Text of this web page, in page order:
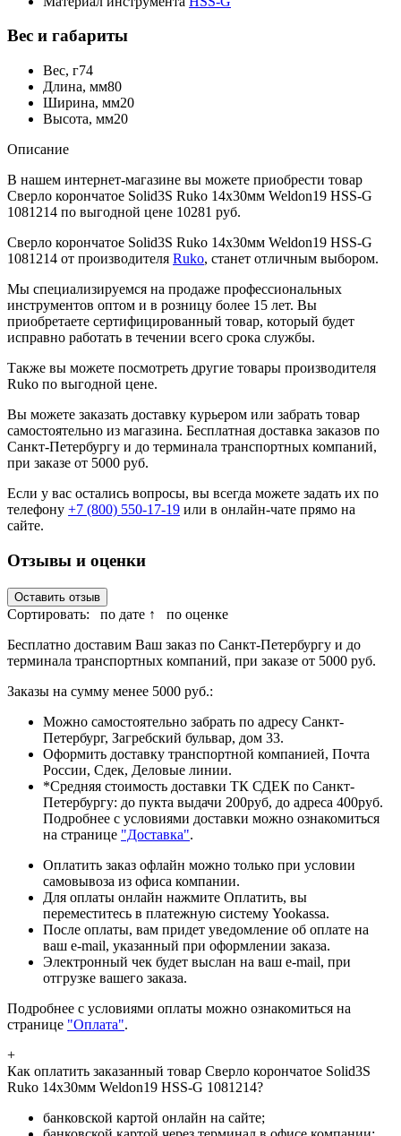
Вес и габариты
Вес, г74
Длина, мм80
Ширина, мм20
Высота, мм20
Описание
В нашем интернет-магазине вы можете приобрести товар
Сверло корончатое Solid3S Ruko 14x30мм Weldon19 HSS-G
1081214 по выгодной цене 10281 руб.
Сверло корончатое Solid3S Ruko 14x30мм Weldon19 HSS-G
1081214 от производителя Ruko, станет отличным выбором.
Мы специализируемся на продаже профессиональных
инструментов оптом и в розницу более 15 лет. Вы
приобретаете сертифицированный товар, который будет
исправно работать в течении всего срока службы.
Также вы можете посмотреть другие товары производителя
Ruko по выгодной цене.
Вы можете заказать доставку курьером или забрать товар
самостоятельно из магазина. Бесплатная доставка заказов по
Санкт-Петербургу и до терминала транспортных компаний,
при заказе от 5000 руб.
Если у вас остались вопросы, вы всегда можете задать их по
телефону +7 (800) 550-17-19 или в онлайн-чате прямо на
сайте.
Отзывы и оценки
Оставить отзыв
Сортировать: по дате ↑
по оценке
Бесплатно доставим Ваш заказ по Санкт-Петербургу и до
терминала транспортных компаний, при заказе от 5000 руб.
Заказы на сумму менее 5000 руб.:
Можно самостоятельно забрать по адресу Санкт-
Петербург, Загребский бульвар, дом 33.
Оформить доставку транспортной компанией, Почта
России, Сдек, Деловые линии.
*Средняя стоимость доставки ТК СДЕК по Санкт-
Петербургу: до пукта выдачи 200руб, до адреса 400руб.
Подробнее с условиями доставки можно ознакомиться
на странице "Доставка".
Оплатить заказ офлайн можно только при условии
самовывоза из офиса компании.
Для оплаты онлайн нажмите Оплатить, вы
переместитесь в платежную систему Yookassa.
После оплаты, вам придет уведомление об оплате на
ваш e-mail, указанный при оформлении заказа.
Электронный чек будет выслан на ваш e-mail, при
отгрузке вашего заказа.
Подробнее с условиями оплаты можно ознакомиться на
странице "Оплата".
+
Как оплатить заказанный товар Сверло корончатое Solid3S
Ruko 14x30мм Weldon19 HSS-G 1081214?
банковской картой онлайн на сайте;